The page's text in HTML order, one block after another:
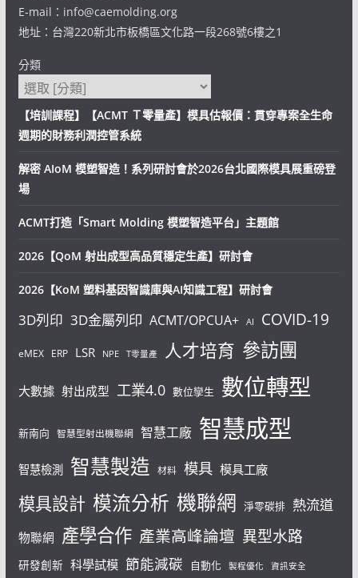
E-mail：info@caemolding.org
地址：台灣220新北市板橋區文化路一段268號6樓之1
分類
【培訓課程】【ACMT Ｔ零量產】模具估報價：貫穿專案全生命
週期的財務利潤控管系統
解密 AIoM 模塑智造！系列研討會於2026台北國際模具展重磅登
場
ACMT打造「Smart Molding 模塑智造平台」主題館
2026【QoM 射出成型高品質穩定生產】研討會
2026【KoM 塑料基因智識庫與AI知識工程】研討會
3D列印 3D金屬列印 ACMT/OPCUA+ AI COVID-19
eMEX ERP LSR NPE T零量產 人才培育 參訪團
大數據 射出成型 工業4.0 數位孿生 數位轉型
新南向 智慧型射出機聯網 智慧工廠 智慧成型
智慧檢測 智慧製造 材料 模具 模具工廠
模具設計 模流分析 機聯網 淨零碳排 熱流道
物聯網 產學合作 產業高峰論壇 異型水路
研發創新 科學試模 節能減碳 自動化 製程優化 資訊安全